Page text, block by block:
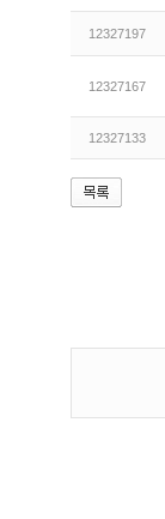
12327197
12327167
12327133